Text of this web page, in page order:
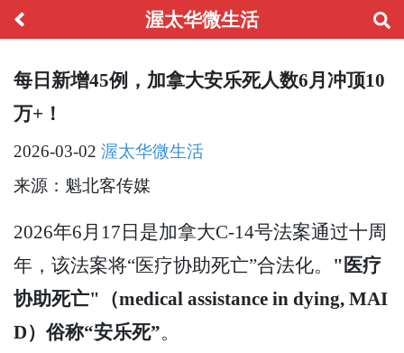
渥太华微生活
每日新增45例，加拿大安乐死人数6月冲顶10
万+！
2026-03-02 渥太华微生活
来源：魁北客传媒
2026年6月17日是加拿大C-14号法案通过十周
年，该法案将“医疗协助死亡”合法化。 "医疗
协助死亡"（medical assistance in dying, MAI
D）俗称“安乐死”。